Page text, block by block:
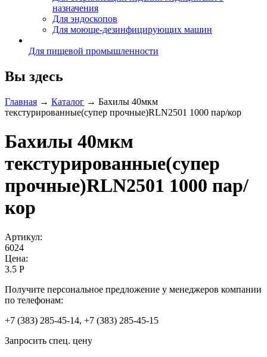
назначения
Для эндоскопов
Для моюще-дезинфицирующих машин
Для пищевой промышленности
Вы здесь
Главная → Каталог → Бахилы 40мкм
текстурированные(супер прочные)RLN2501 1000 пар/кор
Бахилы 40мкм
текстурированные(супер
прочные)RLN2501 1000 пар/
кор
Артикул:
6024
Цена:
3.5 Р
Получите персональное предложение у менеджеров компании
по телефонам:
+7 (383) 285-45-14, +7 (383) 285-45-15
Запросить спец. цену